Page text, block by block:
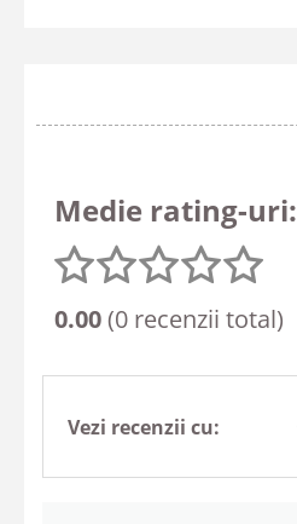
Medie rating-uri:
0.00(0 recenzii total)
Vezi recenzii cu: